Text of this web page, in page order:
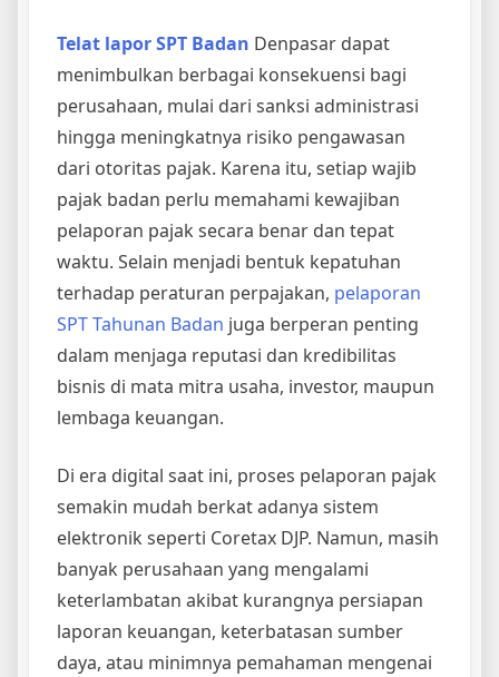
Telat lapor SPT Badan Denpasar dapat
menimbulkan berbagai konsekuensi bagi
perusahaan, mulai dari sanksi administrasi
hingga meningkatnya risiko pengawasan
dari otoritas pajak. Karena itu, setiap wajib
pajak badan perlu memahami kewajiban
pelaporan pajak secara benar dan tepat
waktu. Selain menjadi bentuk kepatuhan
terhadap peraturan perpajakan, pelaporan
SPT Tahunan Badan juga berperan penting
dalam menjaga reputasi dan kredibilitas
bisnis di mata mitra usaha, investor, maupun
lembaga keuangan.
Di era digital saat ini, proses pelaporan pajak
semakin mudah berkat adanya sistem
elektronik seperti Coretax DJP. Namun, masih
banyak perusahaan yang mengalami
keterlambatan akibat kurangnya persiapan
laporan keuangan, keterbatasan sumber
daya, atau minimnya pemahaman mengenai